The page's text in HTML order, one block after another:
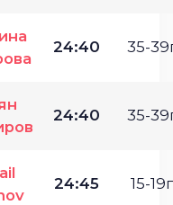
24:40 35-
24:40 35-
24:45 15-